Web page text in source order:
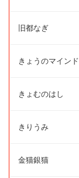
旧都なぎ
きょうのマインド
きょむのはし
きりうみ
金猫銀猫